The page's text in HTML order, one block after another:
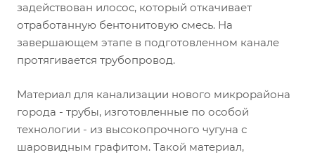
задействован илосос, который откачивает
отработанную бентонитовую смесь. На
завершающем этапе в подготовленном канале
протягивается трубопровод.
Материал для канализации нового микрорайона
города - трубы, изготовленные по особой
технологии - из высокопрочного чугуна с
шаровидным графитом. Такой материал,